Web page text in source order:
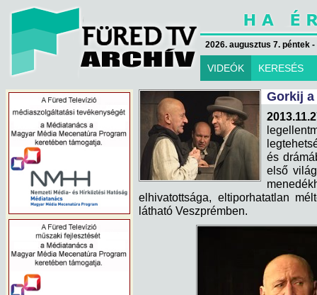
2026. augusztus 7. péntek
VIDEÓK KERESÉS
Gorkij a
és
első
elhivatottsága, eltiporhatatlan
látható Veszprémben.